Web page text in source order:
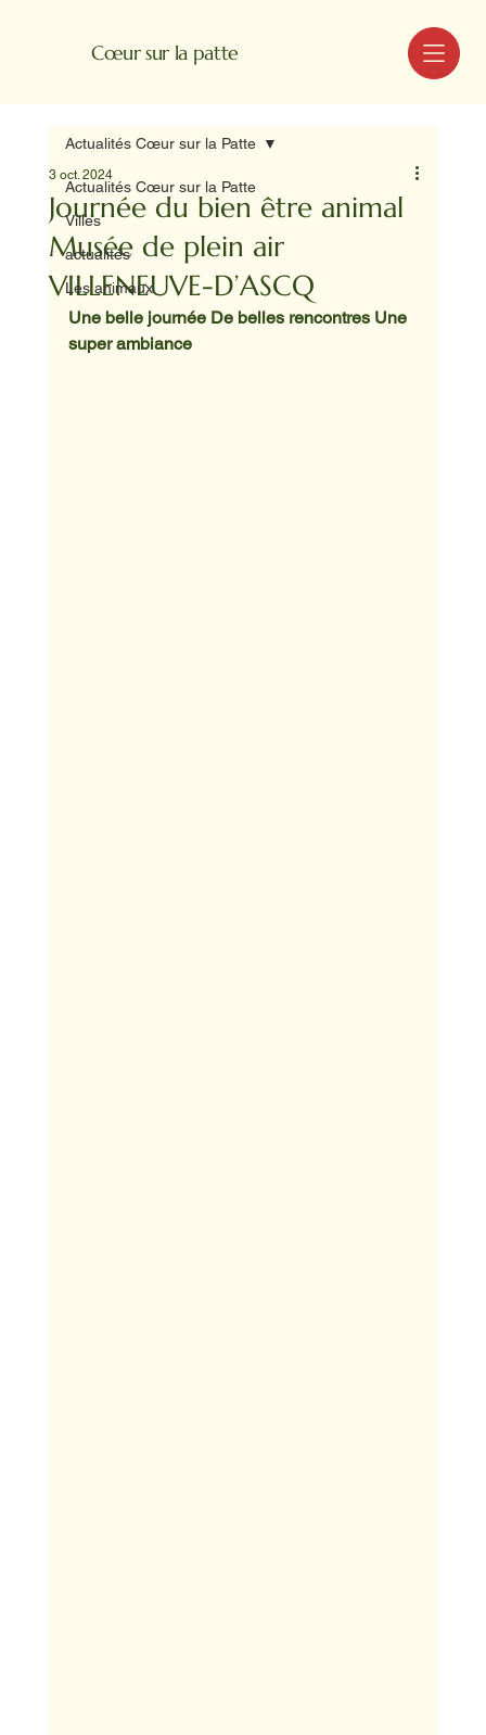
Cœur sur la patte MENU
Actualités Cœur sur la Patte
Villes
actualités
Les animaux
Actualités Cœur sur la Patte
Journée du bien être animal
Musée de plein air
VILLENEUVE-D’ASCQ
3 oct. 2024
Une belle journée De belles rencontres Une
super ambiance